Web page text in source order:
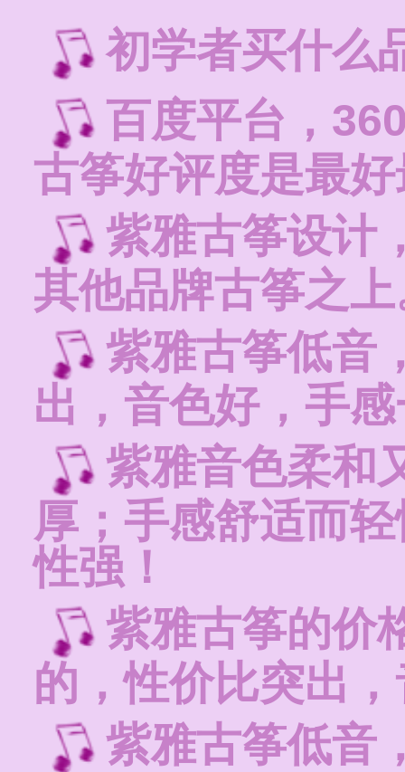
初学者买什么
百度平台，
古筝好评度是最
紫雅古筝设计
其他品牌古筝之
紫雅古筝低音
出，音色好，手
紫雅音色柔和
厚；手感舒适而
性强！
紫雅古筝的价
的，性价比突出
紫雅古筝低音